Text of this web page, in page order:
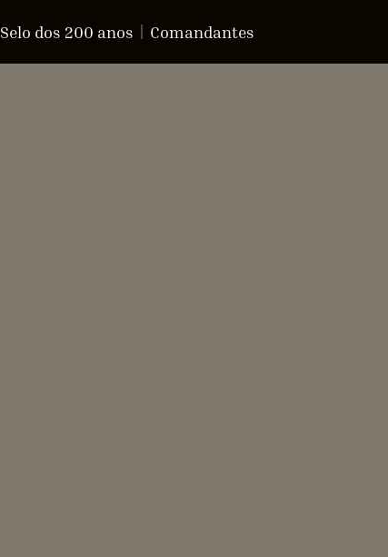
Selo dos 200 anos Comandantes